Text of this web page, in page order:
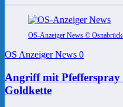
OS-Anzeiger News ©
OS Anzeiger News 0
Angriff mit
Goldkette